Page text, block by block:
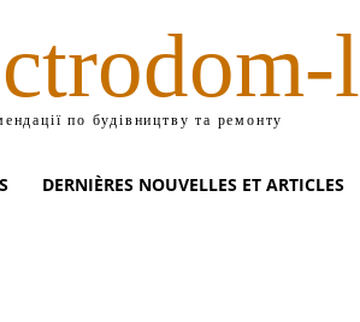
l
по будівництву та ремонту
DERNIÈRES NOUVELLES ET ARTICLES